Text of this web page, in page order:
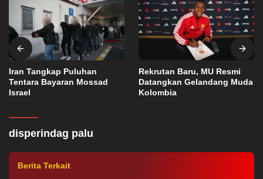
Iran Tangkap Puluhan
Tentara Bayaran Mossad
Israel
Rekrutan Baru, MU Resmi
Datangkan Gelandang Muda
Kolombia
disperindag palu
20 IKM di Palu Dapat Pelatihan Digitalisasi
Pemasaran
Berita Terkait